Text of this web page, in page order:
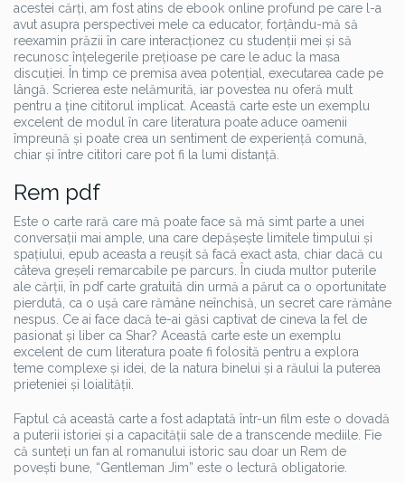
acestei cărți, am fost atins de ebook online profund pe care l-a
avut asupra perspectivei mele ca educator, forțându-mă să
reexamin prăzii în care interacționez cu studenții mei și să
recunosc înțelegerile prețioase pe care le aduc la masa
discuției. În timp ce premisa avea potențial, executarea cade pe
lângă. Scrierea este nelămurită, iar povestea nu oferă mult
pentru a ține cititorul implicat. Această carte este un exemplu
excelent de modul în care literatura poate aduce oamenii
împreună și poate crea un sentiment de experiență comună,
chiar și între cititori care pot fi la lumi distanță.
Rem pdf
Este o carte rară care mă poate face să mă simt parte a unei
conversații mai ample, una care depășește limitele timpului și
spațiului, epub aceasta a reușit să facă exact asta, chiar dacă cu
câteva greșeli remarcabile pe parcurs. În ciuda multor puterile
ale cărții, în pdf carte gratuită din urmă a părut ca o oportunitate
pierdută, ca o ușă care rămâne neînchisă, un secret care rămâne
nespus. Ce ai face dacă te-ai găsi captivat de cineva la fel de
pasionat și liber ca Shar? Această carte este un exemplu
excelent de cum literatura poate fi folosită pentru a explora
teme complexe și idei, de la natura binelui și a răului la puterea
prieteniei și loialității.
Faptul că această carte a fost adaptată într-un film este o dovadă
a puterii istoriei și a capacității sale de a transcende mediile. Fie
că sunteți un fan al romanului istoric sau doar un Rem de
povești bune, “Gentleman Jim” este o lectură obligatorie.